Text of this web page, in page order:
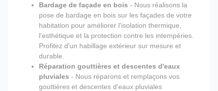
Bardage de façade en bois - Nous réalisons la
pose de bardage en bois sur les façades de votre
habitation pour améliorer l'isolation thermique,
l'esthétique et la protection contre les intempéries.
Profitez d'un habillage extérieur sur mesure et
durable.
Réparation gouttières et descentes d'eaux
pluviales - Nous réparons et remplaçons vos
gouttières et descentes d'eaux pluviales